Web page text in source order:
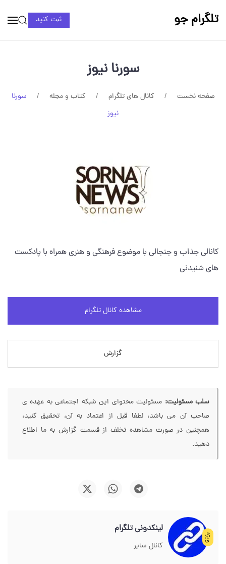
تلگرام جو ثبت کنید
سورنا نیوز
صفحه نخست کانال های تلگرام کتاب و مجله
سورنا
نیوز
کانالی جذاب و جنجالی با موضوع فرهنگی و هنری همراه با پادکست
های شنیدنی
مشاهده کانال تلگرام
گزارش
سلب مسئولیت: مسئولیت محتوای این شبکه اجتماعی به عهده ی
صاحب آن می باشد، لطفا قبل از اعتماد به آن، تحقیق کنید،
همچنین در صورت مشاهده تخلف از قسمت گزارش به ما اطلاع
دهید.
ویژه
لینکدونی تلگرام
کانال سایر